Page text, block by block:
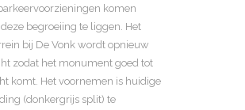
komen
begroeiing te liggen. Het
bij De Vonk wordt opnieuw
zodat het monument goed tot
komt. Het voornemen is huidige
(donkergrijs split) te